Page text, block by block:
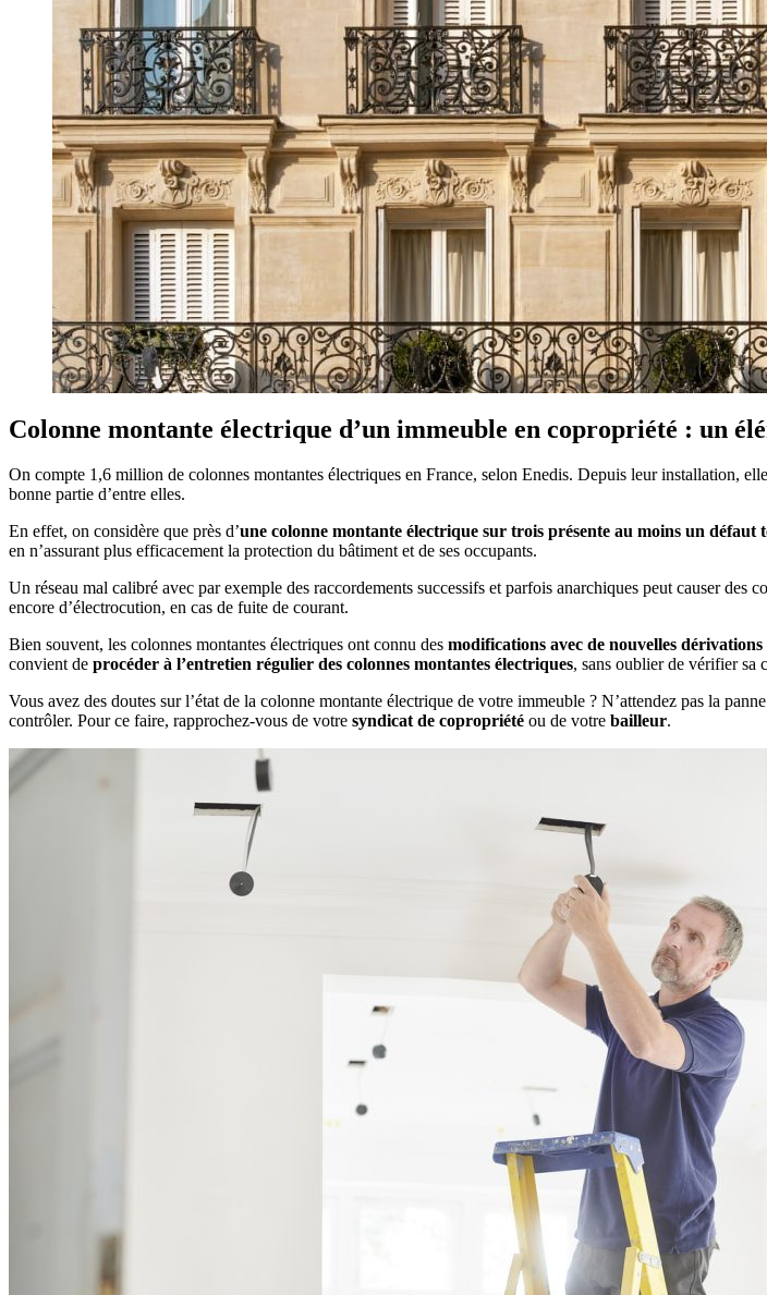
Colonne montante électrique d’un immeuble en copropriété : un
On compte 1,6 million de colonnes montantes électriques en France, selon Enedis. Depuis leur installation,
bonne partie d’entre elles.
En effet, on considère que près d’une colonne montante électrique sur trois présente au moins un défaut
en n’assurant plus efficacement la protection du bâtiment et de ses occupants.
Un réseau mal calibré avec par exemple des raccordements successifs et parfois anarchiques peut causer
encore d’électrocution, en cas de fuite de courant.
Bien souvent, les colonnes montantes électriques ont connu des modifications avec de nouvelles
convient de procéder à l’entretien régulier des colonnes montantes électriques, sans oublier de vérifier sa
Vous avez des doutes sur l’état de la colonne montante électrique de votre immeuble ? N’attendez pas la
contrôler. Pour ce faire, rapprochez-vous de votre syndicat de copropriété ou de votre bailleur.